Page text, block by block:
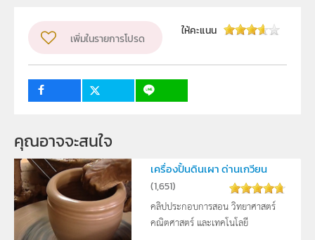
วิชา
กลุ่มเป้าหมาย
บุคคลทั่วไป
เพิ่มในรายการโปรด
ให้คะแนน
คุณอาจจะสนใจ
เครื่องปั้นดินเผา ด่านเกวียน
(1,651)
คลิปประกอบการสอน วิทยาศาสตร์
คณิตศาสตร์ และเทคโนโลยี